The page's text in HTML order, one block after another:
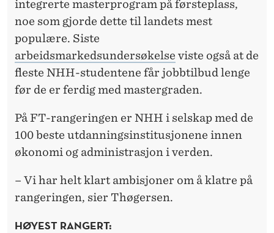
integrerte masterprogram på førsteplass,
noe som gjorde dette til landets mest
populære. Siste
arbeidsmarkedsundersøkelse viste også at de
fleste NHH-studentene får jobbtilbud lenge
før de er ferdig med mastergraden.
På FT-rangeringen er NHH i selskap med de
100 beste utdanningsinstitusjonene innen
økonomi og administrasjon i verden.
– Vi har helt klart ambisjoner om å klatre på
rangeringen, sier Thøgersen.
HØYEST RANGERT: